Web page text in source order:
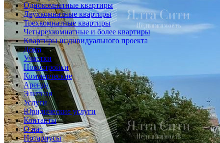
Однокомнатные квартиры
Двухкомнатные квартиры
Трехкомнатные квартиры
Четырехкомнатные и более квартиры
Квартиры индивидуального проекта
Дома
Участки
Новостройки
Коммерческие
Аренда
Элитная
Услуги
Юридические услуги
Контакты
О нас
Нотариусы